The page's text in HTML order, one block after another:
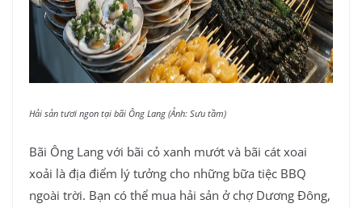
Hải sản tươi ngon tại bãi Ông Lang (Ảnh: Sưu tầm)
Bãi Ông Lang với bãi cỏ xanh mướt và bãi cát xoai
xoải là địa điểm lý tưởng cho những bữa tiệc BBQ
ngoài trời. Bạn có thể mua hải sản ở chợ Dương Đông,